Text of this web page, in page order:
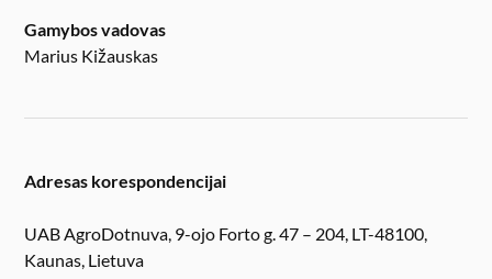
Gamybos vadovas
Marius Kižauskas
Adresas korespondencijai
UAB AgroDotnuva, 9-ojo Forto g. 47 – 204, LT-48100,
Kaunas, Lietuva